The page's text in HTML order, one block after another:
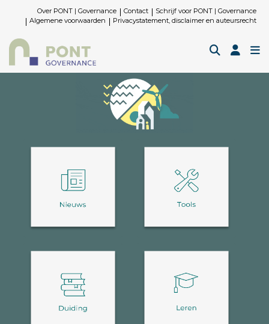
Over PONT | Governance Contact
Schrijf voor PONT | Governance
Algemene voorwaarden
Privacystatement, disclaimer en auteursrecht